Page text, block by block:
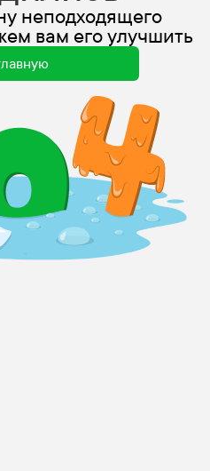
неподходящего
вам его улучшить